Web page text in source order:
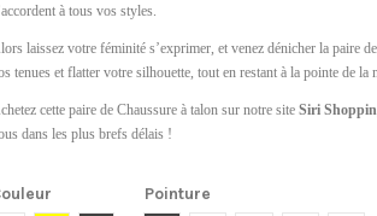
à tous vos styles.
laissez votre féminité s’exprimer, et venez dénicher la paire
tenues et flatter votre silhouette, tout en restant à la pointe de la
cette paire de Chaussure à talon sur notre siteSiri
dans les plus brefs délais !
Pointure